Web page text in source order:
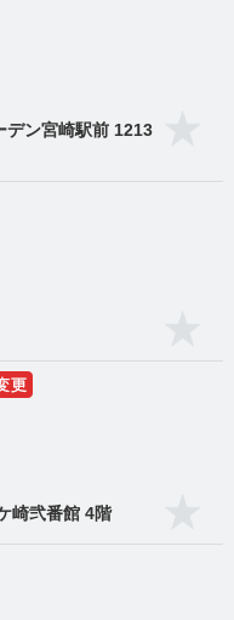
デン宮崎駅前 1213
崎弐番館 4階